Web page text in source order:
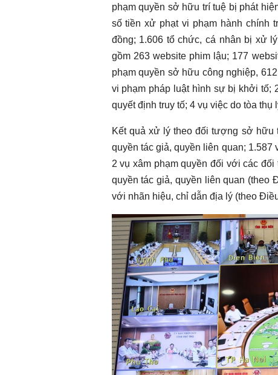
phạm quyền sở hữu trí tuệ bị phát
số tiền xử phạt vi phạm hành chính
đồng; 1.606 tổ chức, cá nhân bị xử
gồm 263 website phim lậu; 177
phạm quyền sở hữu công nghiệp,
vi phạm pháp luật hình sự bị khởi tố;
quyết định truy tố; 4 vụ việc do tòa
Kết quả xử lý theo đối tượng sở hữu
quyền tác giả, quyền liên quan;
2 vụ xâm phạm quyền đối với các
quyền tác giả, quyền liên quan (theo
với nhãn hiệu, chỉ dẫn địa lý (theo